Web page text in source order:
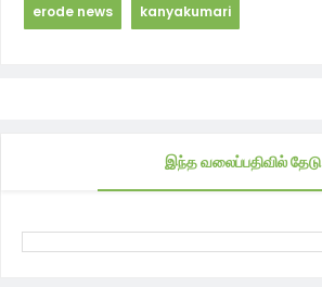
erode news kanyakumari
இந்த வலைப்பதிவில் தேடு